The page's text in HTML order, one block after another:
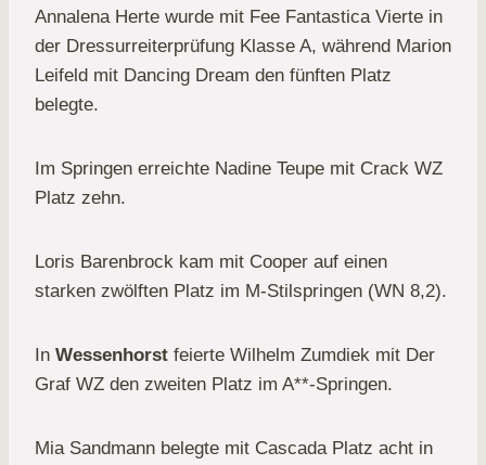
Annalena Herte wurde mit Fee Fantastica Vierte in
der Dressurreiterprüfung Klasse A, während Marion
Leifeld mit Dancing Dream den fünften Platz
belegte.
Im Springen erreichte Nadine Teupe mit Crack WZ
Platz zehn.
Loris Barenbrock kam mit Cooper auf einen
starken zwölften Platz im M-Stilspringen (WN 8,2).
In Wessenhorst feierte Wilhelm Zumdiek mit Der
Graf WZ den zweiten Platz im A**-Springen.
Mia Sandmann belegte mit Cascada Platz acht in